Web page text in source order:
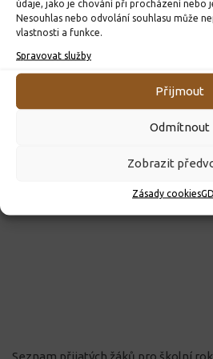
údaje, jako je chování při procházení nebo
Nesouhlas nebo odvolání souhlasu může
vlastnosti a funkce.
Spravovat služby
Přijmout
Odmítnout
Zobrazit
Zásady cookies
Seznam přijatých žáků pro školní